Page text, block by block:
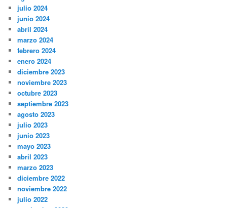
julio 2024
junio 2024
abril 2024
marzo 2024
febrero 2024
enero 2024
diciembre 2023
noviembre 2023
octubre 2023
septiembre 2023
agosto 2023
julio 2023
junio 2023
mayo 2023
abril 2023
marzo 2023
diciembre 2022
noviembre 2022
julio 2022